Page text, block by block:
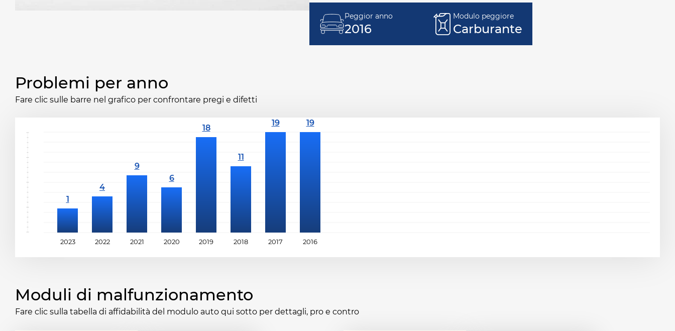
Peggior anno
2016
Modulo peggiore
Carburante
Problemi per anno
Fare clic sulle barre nel grafico per confrontare pregi e difetti
2023 2022 2021 2020 2019 2018 2017 2016
Moduli di malfunzionamento
Fare clic sulla tabella di affidabilità del modulo auto qui sotto per dettagli, pro e contro